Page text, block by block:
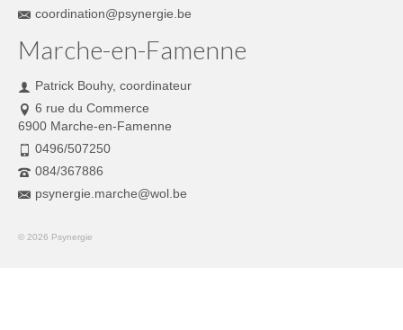
coordination@psynergie.be
Marche-en-Famenne
Patrick Bouhy, coordinateur
6 rue du Commerce
6900 Marche-en-Famenne
0496/507250
084/367886
psynergie.marche@wol.be
© 2026 Psynergie